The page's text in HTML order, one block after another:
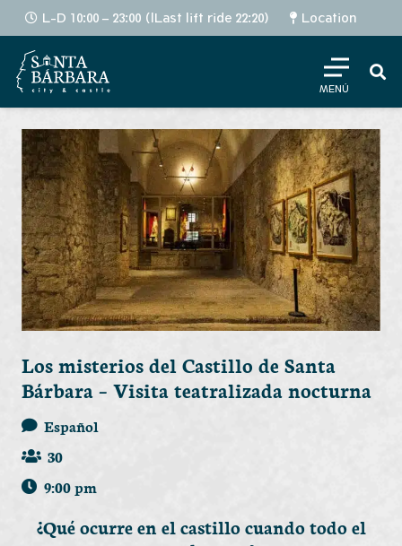
L-D 10:00 – 23:00 (lLast lift ride 22:20) Location
MENÚ
Los misterios del Castillo de Santa
Bárbara – Visita teatralizada nocturna
Español
30
9:00 pm
¿Qué ocurre en el castillo cuando todo el